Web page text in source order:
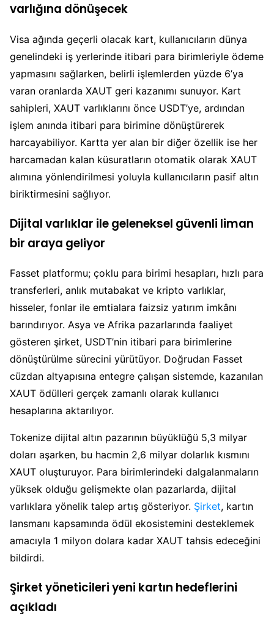
varlığına dönüşecek
Visa ağında geçerli olacak kart, kullanıcıların dünya
genelindeki iş yerlerinde itibari para birimleriyle ödeme
yapmasını sağlarken, belirli işlemlerden yüzde 6’ya
varan oranlarda XAUT geri kazanımı sunuyor. Kart
sahipleri, XAUT varlıklarını önce USDT’ye, ardından
işlem anında itibari para birimine dönüştürerek
harcayabiliyor. Kartta yer alan bir diğer özellik ise her
harcamadan kalan küsuratların otomatik olarak XAUT
alımına yönlendirilmesi yoluyla kullanıcıların pasif altın
biriktirmesini sağlıyor.
Dijital varlıklar ile geleneksel güvenli liman
bir araya geliyor
Fasset platformu; çoklu para birimi hesapları, hızlı para
transferleri, anlık mutabakat ve kripto varlıklar,
hisseler, fonlar ile emtialara faizsiz yatırım imkânı
barındırıyor. Asya ve Afrika pazarlarında faaliyet
gösteren şirket, USDT’nin itibari para birimlerine
dönüştürülme sürecini yürütüyor. Doğrudan Fasset
cüzdan altyapısına entegre çalışan sistemde, kazanılan
XAUT ödülleri gerçek zamanlı olarak kullanıcı
hesaplarına aktarılıyor.
Tokenize dijital altın pazarının büyüklüğü 5,3 milyar
doları aşarken, bu hacmin 2,6 milyar dolarlık kısmını
XAUT oluşturuyor. Para birimlerindeki dalgalanmaların
yüksek olduğu gelişmekte olan pazarlarda, dijital
varlıklara yönelik talep artış gösteriyor. Şirket, kartın
lansmanı kapsamında ödül ekosistemini desteklemek
amacıyla 1 milyon dolara kadar XAUT tahsis edeceğini
bildirdi.
Şirket yöneticileri yeni kartın hedeflerini
açıkladı